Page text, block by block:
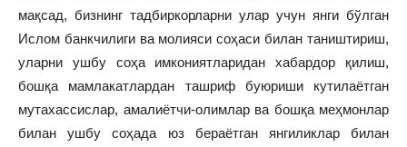
мақсад, бизнинг тадбиркорларни улар учун янги бўлган
Ислом банкчилиги ва молияси соҳаси билан таништириш,
уларни ушбу соҳа имкониятларидан хабардор қилиш,
бошқа мамлакатлардан ташриф буюриши кутилаётган
мутахассислар, амалиётчи-олимлар ва бошқа меҳмонлар
билан ушбу соҳада юз бераётган янгиликлар билан